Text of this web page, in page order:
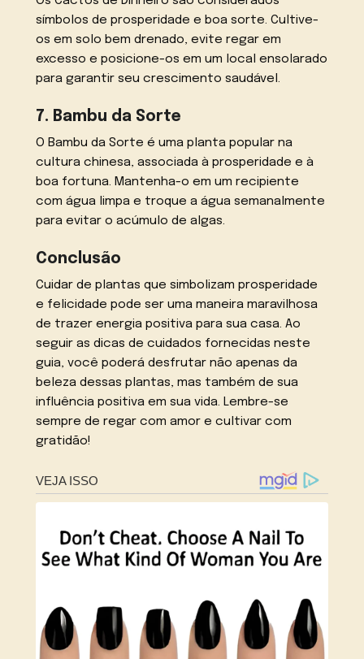
símbolos de prosperidade e boa sorte. Cultive-
os em solo bem drenado, evite regar em
excesso e posicione-os em um local ensolarado
para garantir seu crescimento saudável.
7. Bambu da Sorte
O Bambu da Sorte é uma planta popular na
cultura chinesa, associada à prosperidade e à
boa fortuna. Mantenha-o em um recipiente
com água limpa e troque a água semanalmente
para evitar o acúmulo de algas.
Conclusão
Cuidar de plantas que simbolizam prosperidade
e felicidade pode ser uma maneira maravilhosa
de trazer energia positiva para sua casa. Ao
seguir as dicas de cuidados fornecidas neste
guia, você poderá desfrutar não apenas da
beleza dessas plantas, mas também de sua
influência positiva em sua vida. Lembre-se
sempre de regar com amor e cultivar com
gratidão!